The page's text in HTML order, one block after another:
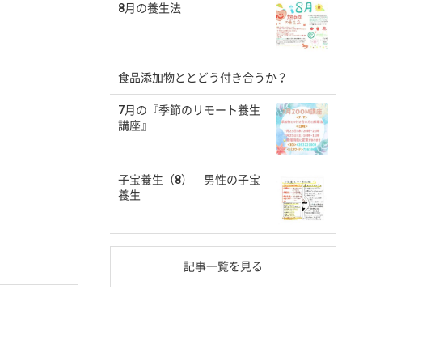
8月の養生法
食品添加物ととどう付き合うか？
7月の『季節のリモート養生
講座』
子宝養生（8） 男性の子宝
養生
記事一覧を見る